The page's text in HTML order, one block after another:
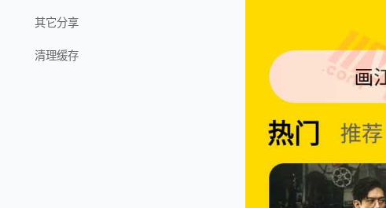
其它分享
清理缓存